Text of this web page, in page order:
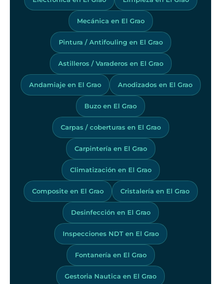
Mecánica en El Grao
Pintura / Antifouling en El Grao
Astilleros / Varaderos en El Grao
Andamiaje en El Grao Anodizados en El Grao
Buzo en El Grao
Carpas / coberturas en El Grao
Carpintería en El Grao
Climatización en El Grao
Composite en El Grao Cristalería en El Grao
Desinfección en El Grao
Inspecciones NDT en El Grao
Fontanería en El Grao
Gestoria Nautica en El Grao